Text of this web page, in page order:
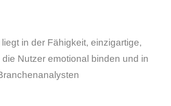
in der Fähigkeit, einzigartige,
Nutzer emotional binden und in